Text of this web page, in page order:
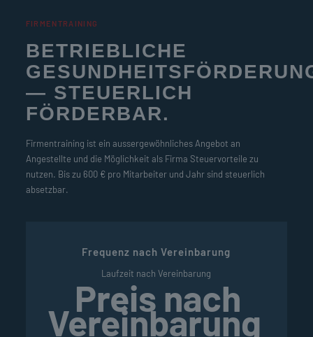
FIRMENTRAINING
BETRIEBLICHE
— STEUERLICH
FÖRDERBAR.
Firmentraining ist ein aussergewöhnliches Angebot an
Angestellte und die Möglichkeit als Firma Steuervorteile zu
nutzen. Bis zu 600 € pro Mitarbeiter und Jahr sind steuerlich
absetzbar.
Frequenz nach Vereinbarung
Laufzeit nach Vereinbarung
Preis nach
Vereinbarung